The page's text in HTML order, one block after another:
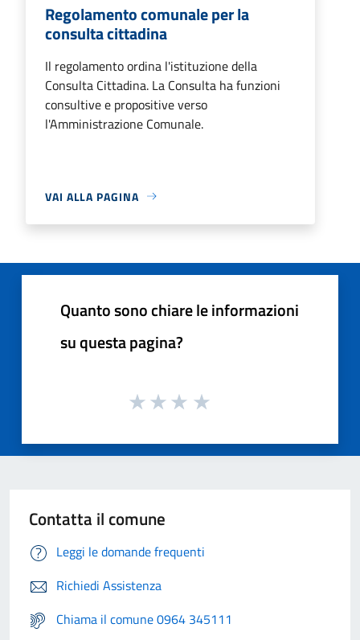
Regolamento comunale per la
consulta cittadina
Il regolamento ordina l'istituzione della
Consulta Cittadina. La Consulta ha funzioni
consultive e propositive verso
l'Amministrazione Comunale.
VAI ALLA PAGINA
Quanto sono chiare le informazioni
su questa pagina?
Contatta il comune
Leggi le domande frequenti
Richiedi Assistenza
Chiama il comune 0964 345111